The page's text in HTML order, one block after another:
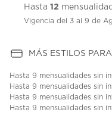
Hasta 12
Vigencia del 3 al 9 de
MÁS ESTILOS
Hasta 9 mensualidades sin
Hasta 9 mensualidades sin
Hasta 9 mensualidades sin
Hasta 9 mensualidades sin